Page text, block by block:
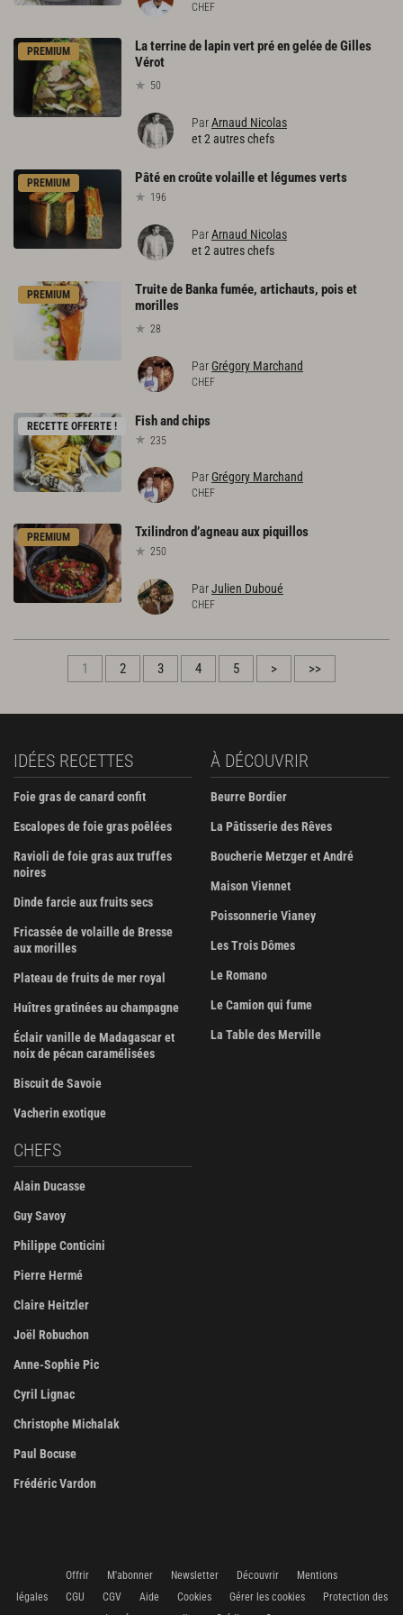
CHEF
PREMIUM
La terrine de lapin vert pré en gelée de Gilles
Vérot
50
ParArnaud Nicolas
et 2 autres chefs
PREMIUM Pâtéencroûtevolailleet légumesverts
196
ParArnaud Nicolas
et 2 autres chefs
PREMIUM
Truite de Banka fumée, artichauts, pois et
morilles
28
ParGrégory Marchand
CHEF
RECETTE OFFERTE ! Fishand chips
235
ParGrégory Marchand
CHEF
PREMIUM Txilindrond’agneauauxpiquillos
250
ParJulien Duboué
CHEF
1 2 3 4 5 > >>
IDÉES RECETTES
Foie gras de canard confit
Escalopes de foie gras poêlées
Ravioli de foie gras aux truffes
noires
Dinde farcie aux fruits secs
Fricassée de volaille de Bresse
aux morilles
Plateau de fruits de mer royal
Huîtres gratinées au champagne
Éclair vanille de Madagascar et
noix de pécan caramélisées
Biscuit de Savoie
Vacherin exotique
À DÉCOUVRIR
Beurre Bordier
La Pâtisserie des Rêves
Boucherie Metzger et André
Maison Viennet
Poissonnerie Vianey
Les Trois Dômes
Le Romano
Le Camion qui fume
La Table des Merville
CHEFS
Alain Ducasse
Guy Savoy
Philippe Conticini
Pierre Hermé
Claire Heitzler
Joël Robuchon
Anne-Sophie Pic
Cyril Lignac
Christophe Michalak
Paul Bocuse
Frédéric Vardon
Offrir M'abonner Newsletter Découvrir
Mentions
légales
CGU CGV Aide Cookies Gérer les cookies
Protection des